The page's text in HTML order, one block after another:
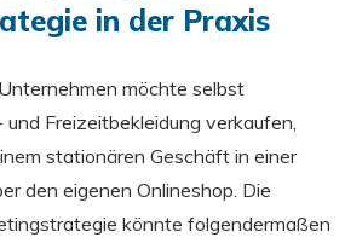
in der Praxis
möchte selbst
Freizeitbekleidung verkaufen,
stationären Geschäft in einer
den eigenen Onlineshop. Die
könnte folgendermaßen